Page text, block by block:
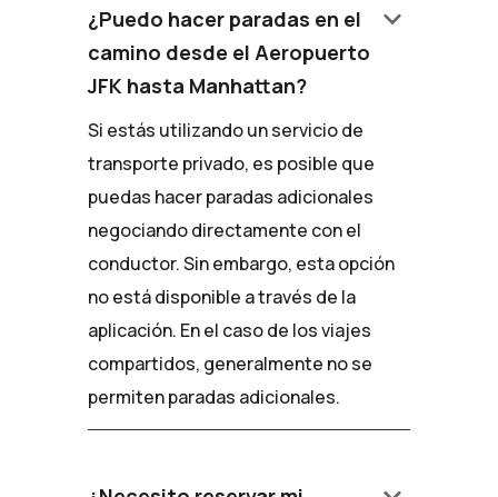
¿Puedo hacer paradas en el
camino desde el Aeropuerto
JFK hasta Manhattan?
keyboard_arrow_down
Si estás utilizando un servicio de
transporte privado, es posible que
puedas hacer paradas adicionales
negociando directamente con el
conductor. Sin embargo, esta opción
no está disponible a través de la
aplicación. En el caso de los viajes
compartidos, generalmente no se
permiten paradas adicionales.